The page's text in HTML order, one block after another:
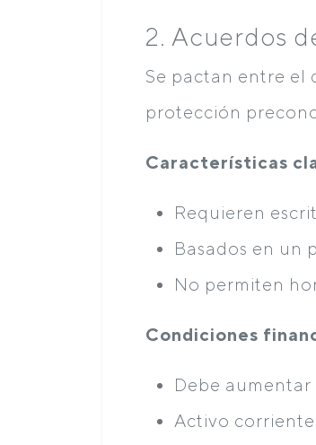
2. Acuerdos
Se pactan entre el
protección
Características
Requieren
Basados en un
No permiten
Condiciones
Debe
Activo